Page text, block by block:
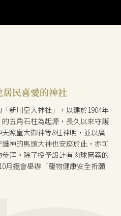
民喜愛的神社
新川皇大神社」，以建於1904年
的五角石柱為起源，長久以來守護
照皇大御神等8柱神明，並以廣
神的馬頭大神也安座於此，亦可
拜。除了授予設計有肉球圖案的
月還會舉辦「寵物健康安全祈願